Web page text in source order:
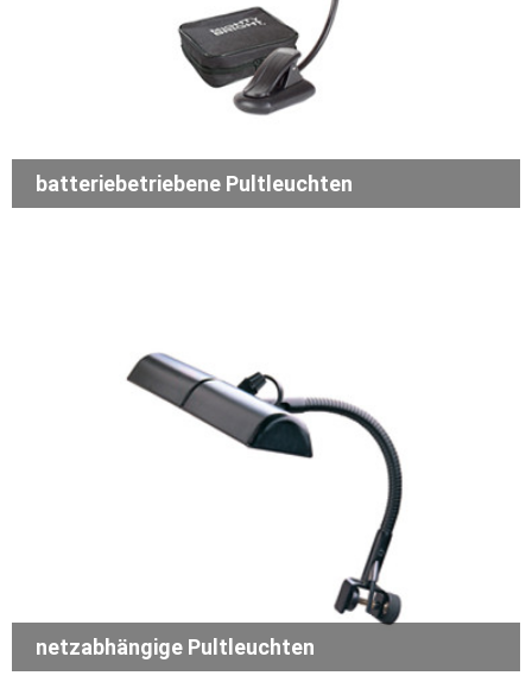
batteriebetriebene Pultleuchten
netzabhängige Pultleuchten